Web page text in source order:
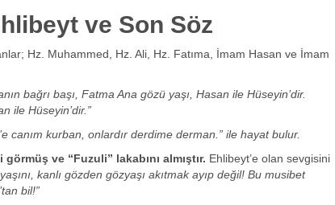
ve Son Söz
Hz. Muhammed, Hz. Ali, Hz. Fatıma, İmam Hasan ve İmam
bağrı başı, Fatma Ana gözü yaşı, Hasan ile Hüseyin’dir.
ile Hüseyin’dir.”
canım kurban, onlardır derdime derman.” ile hayat bulur.
ve “Fuzuli” lakabını almıştır. Ehlibeyt’e olan sevgisini
kanlı gözden gözyaşı akıtmak ayıp değil! Bu musibet
bil!”